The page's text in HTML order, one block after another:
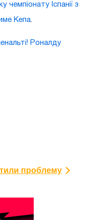
Іспанії з
Кепа
Роналду
проблему